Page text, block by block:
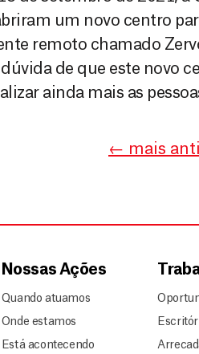
um novo centro
remoto chamado
dúvida de que este novo
ainda mais as
← mais
Nossas Ações
Quando atuamos
Onde estamos
Está acontecendo